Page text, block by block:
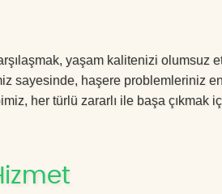
yaşam kalitenizi olumsuz
sayesinde, haşere problemleriniz
her türlü zararlı ile başa çıkmak